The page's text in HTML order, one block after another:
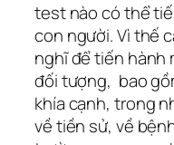
test nào có thể
con người. Vì thế
nghĩ để tiến hành
đối tượng, bao
khía cạnh, trong
về tiền sử, về